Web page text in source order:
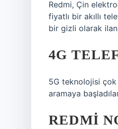
Redmi, Çin
fiyatlı bir akıllı
bir gizli olarak
4G
5G teknolojisi çok
aramaya
REDMI